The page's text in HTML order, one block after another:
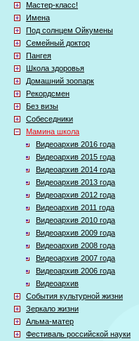
Мастер-класс!
Имена
Под солнцем Ойкумены
Семейный доктор
Пангея
Школа здоровья
Домашний зоопарк
Рекордсмен
Без визы
Собеседники
Мамина школа
Видеоархив 2016 года
Видеоархив 2015 года
Видеоархив 2014 года
Видеоархив 2013 года
Видеоархив 2012 года
Видеоархив 2011 года
Видеоархив 2010 года
Видеоархив 2009 года
Видеоархив 2008 года
Видеоархив 2007 года
Видеоархив 2006 года
Видеоархив
События культурной жизни
Зеркало жизни
Альма-матер
Фестиваль российской науки